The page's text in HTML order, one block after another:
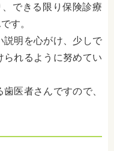
できる限り保険診療
す。
明を心がけ、少しで
られるように努めてい
医者さんですので、